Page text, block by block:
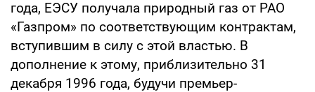
года, ЕЭСУ получала природный газ от РАО
«Газпром» по соответствующим контрактам,
вступившим в силу с этой властью. В
дополнение к этому, приблизительно 31
декабря 1996 года, будучи премьер-